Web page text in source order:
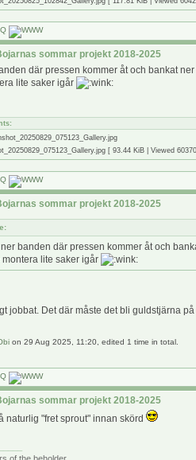
sommar projekt 2018-2025
där pressen kommer åt och bankat
lite saker igår
[ 93.44 KiB | Viewed
sommar projekt 2018-2025
ner banden där pressen kommer åt och
montera lite saker igår
jobbat. Det där måste det bli guldstjärna på
on 29 Aug 2025, 11:20, edited 1 time in total.
sommar projekt 2018-2025
naturlig "fret sprout" innan skörd